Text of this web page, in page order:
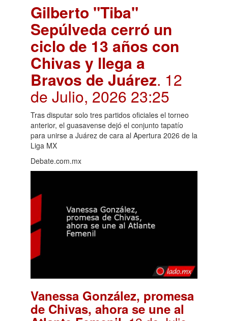
Gilberto "Tiba"
Sepúlveda cerró un
ciclo de 13 años con
Chivas y llega a
Bravos de Juárez. 12
de Julio, 2026 23:25
Tras disputar solo tres partidos oficiales el torneo
anterior, el guasavense dejó el conjunto tapatío
para unirse a Juárez de cara al Apertura 2026 de la
Liga MX
Debate.com.mx
Vanessa González, promesa
de Chivas, ahora se une al